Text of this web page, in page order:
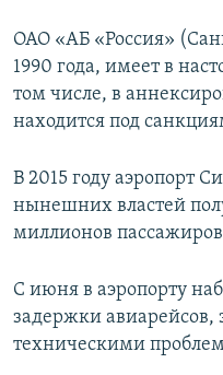
ОАО «АБ «Россия»
1990 года, имеет в
том числе, в
находится под
В 2015 году аэропорт
нынешних властей
миллионов
С июня в аэропорту
задержки авиарейсов,
техническими